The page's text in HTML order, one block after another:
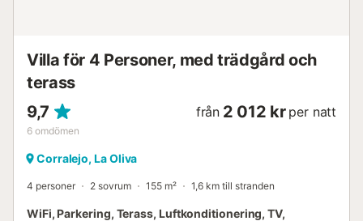
Villa för 4 Personer, med trädgård och
terass
9,7
6 omdömen
från 2 012 kr per natt
Corralejo, La Oliva
4 personer 2 sovrum 155 m² 1,6 km till stranden
WiFi, Parkering, Terass, Luftkonditionering, TV,